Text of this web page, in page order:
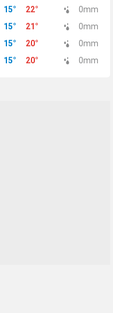
15° 22° 0mm
15° 21 ° 0mm
15° 20° 0mm
15° 20° 0mm